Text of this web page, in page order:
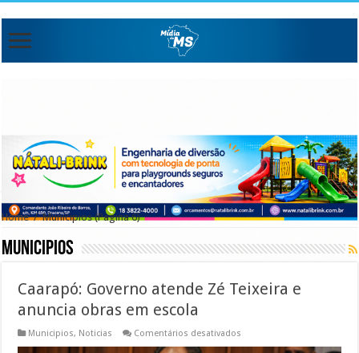
Home / Municipios(Pagina 6)
Municipios
Caarapó: Governo atende Zé Teixeira e
anuncia obras em escola
Municipios, Noticias Comentários desativados